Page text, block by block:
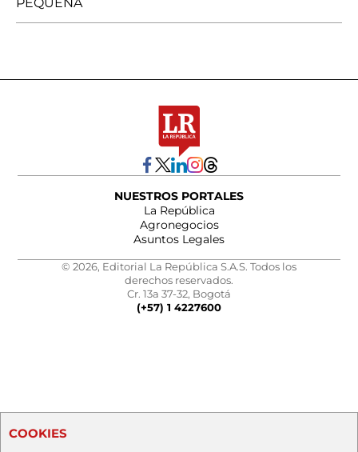
NUESTROS PORTALES
La República
Agronegocios
Asuntos Legales
© 2026, Editorial La República S.A.S. Todos los
derechos reservados.
Cr. 13a 37-32, Bogotá
(+57) 1 4227600
COOKIES